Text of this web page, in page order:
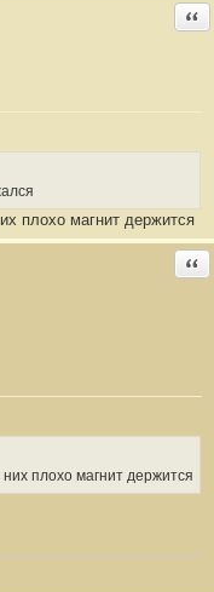
плохо магнит держится
плохо магнит держится